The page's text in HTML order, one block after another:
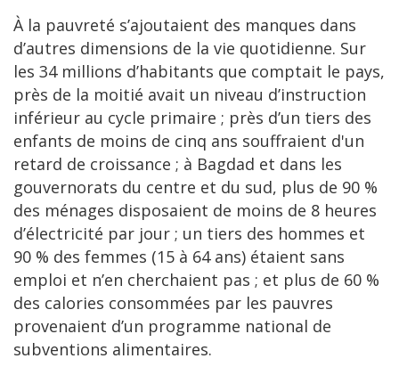
À la pauvreté s’ajoutaient des manques dans
d’autres dimensions de la vie quotidienne. Sur
les 34 millions d’habitants que comptait le pays,
près de la moitié avait un niveau d’instruction
inférieur au cycle primaire ; près d’un tiers des
enfants de moins de cinq ans souffraient d'un
retard de croissance ; à Bagdad et dans les
gouvernorats du centre et du sud, plus de 90 %
des ménages disposaient de moins de 8 heures
d’électricité par jour ; un tiers des hommes et
90 % des femmes (15 à 64 ans) étaient sans
emploi et n’en cherchaient pas ; et plus de 60 %
des calories consommées par les pauvres
provenaient d’un programme national de
subventions alimentaires.